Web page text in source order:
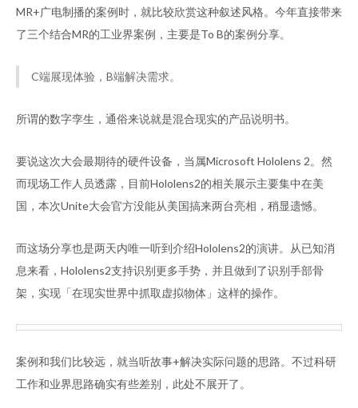
MR+广电制播的案例时，就比较欣赏这种叙述风格。今年直接带来
了三个结合MR的工业界案例，主要是To B的案例分享。
C端展现体验，B端解决需求。
所谓的数字孪生，通俗来说就是混合现实的产品说明书。
要说这次大会最期待的硬件设备，当属Microsoft Hololens 2。然
而现场工作人员透露，目前Hololens2的相关展示主要集中在美
国，本次Unite大会官方没能从美国搞来两台亮相，稍显遗憾。
而这场分享也是两天内唯一听到介绍Hololens2的演讲。从已知消
息来看，Hololens2支持识别更多手势，并且做到了识别手部骨
架，实现「在现实世界中抓取虚拟物体」这样的操作。
案例和我们比较远，就当听故事+解决实际问题的思路。不过科研
工作和业界思路确实有些差别，此处不展开了。